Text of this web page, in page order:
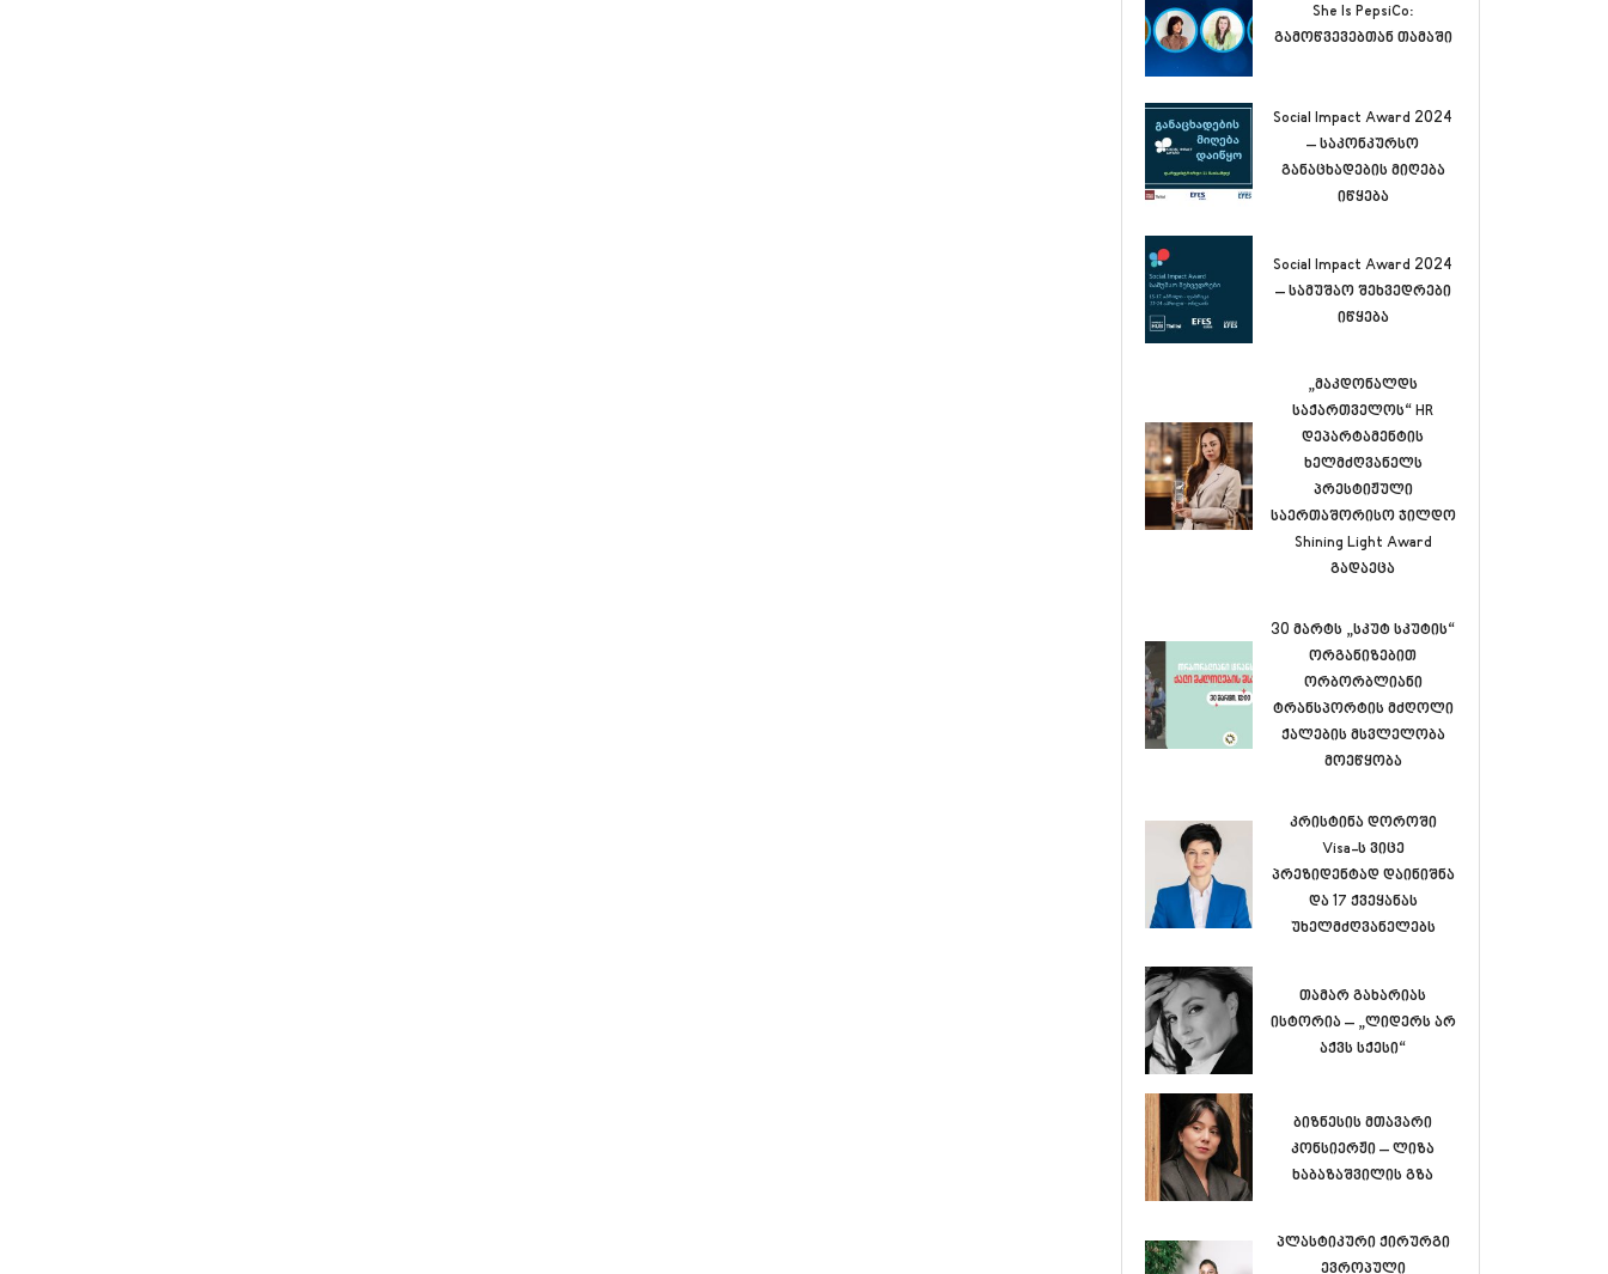
She Is PepsiCo:
გამოწვევებთან თამაში
Social Impact Award 2024
– საკონკურსო
განაცხადების მიღება
იწყება
Social Impact Award 2024
– სამუშაო შეხვედრები
იწყება
„მაკდონალდს
საქართველოს“ HR
დეპარტამენტის
ხელმძღვანელს
პრესტიჟული
საერთაშორისო ჯილდო
Shining Light Award
გადაეცა
30 მარტს „სკუტ სკუტის“
ორგანიზებით
ორბორბლიანი
ტრანსპორტის მძღოლი
ქალების მსვლელობა
მოეწყობა
კრისტინა დოროში
Visa-ს ვიცე
პრეზიდენტად დაინიშნა
და 17 ქვეყანას
უხელმძღვანელებს
თამარ გახარიას
ისტორია – „ლიდერს არ
აქვს სქესი“
ბიზნესის მთავარი
კონსიერჟი – ლიზა
ხაბაზაშვილის გზა
პლასტიკური ქირურგი
ევროპული